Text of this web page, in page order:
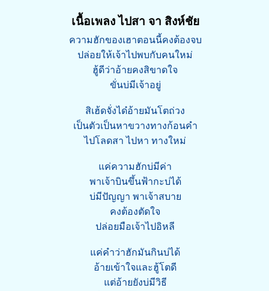
เนื้อเพลง ไปสา จา สิงห์ชัย
ความฮักของเฮาตอนนี้คงต้องจบ
ปล่อยให้เจ้าไปพบกับคนใหม่
ฮู้ดีว่าอ้ายคงสิขาดใจ
ขั่นบ่มีเจ้าอยู่
สิเฮ้ดจั่งได๋อ้ายมันโตถ่วง
เป็นตัวเป็นหาขวางทางก้อนคำ
ไปโลดสา ไปหา ทางใหม่
แค่ความฮักบ่มีค่า
พาเจ้าบินขึ้นฟ้ากะบ่ได้
บ่มีปัญญา พาเจ้าสบาย
คงต้องตัดใจ
ปล่อยมือเจ้าไปอิหลี
แค่คำว่าฮักมันกินบ่ได้
อ้ายเข้าใจและฮู้โตดี
แต่อ้ายยังบ่มีวิธี